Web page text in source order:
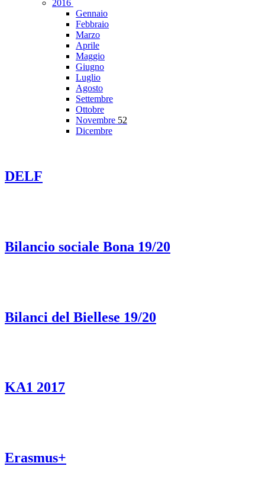
2016
Gennaio
Febbraio
Marzo
Aprile
Maggio
Giugno
Luglio
Agosto
Settembre
Ottobre
Novembre 52
Dicembre
DELF
Bilancio sociale Bona 19/20
Bilanci del Biellese 19/20
KA1 2017
Erasmus+